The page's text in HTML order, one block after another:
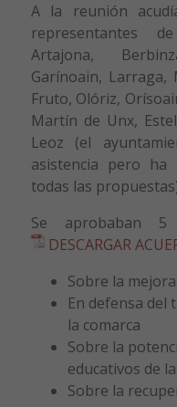
A la reunión
representantes
Artajona,
Garínoain,
Fruto, Olóriz,
Martín de Unx,
Leoz (el
asistencia pero
todas las
Se aprobaban 5
DESCARGAR
Sobre la
En defensa del
la comarca
Sobre la
educativos de
Sobre la